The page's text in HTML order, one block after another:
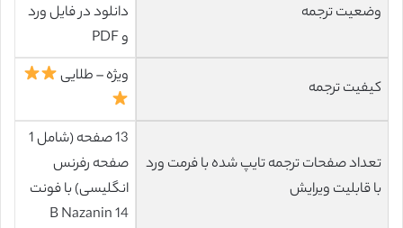
وضعیت ترجمه
دانلود در فایل ورد
و PDF
کیفیت ترجمه
ویژه – طلایی
تعداد صفحات ترجمه تایپ شده با فرمت ورد
با قابلیت ویرایش
13 صفحه (شامل 1
صفحه رفرنس
انگلیسی) با فونت
14 B Nazanin